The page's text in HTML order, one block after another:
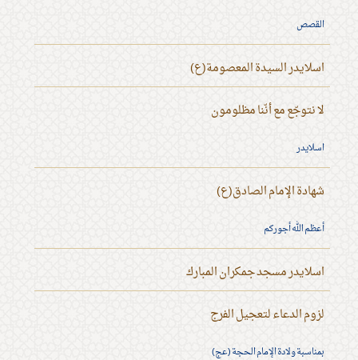
القصص
اسلايدر السيدة المعصومة(ع)
لا نتوجّع مع أنّنا مظلومون
اسلايدر
شهادة الإمام الصادق(ع)
أعظم الله أجوركم
اسلايدر مسجد جمكران المبارك
لزوم الدعاء لتعجيل الفرج
بمناسبة ولادة الإمام الحجة (عج)